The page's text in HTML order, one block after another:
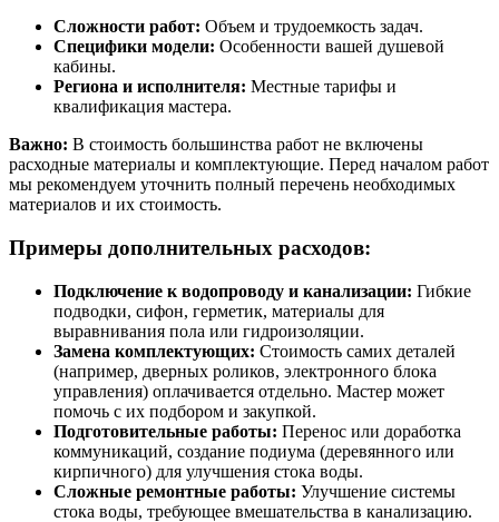
Сложности работ: Объем и трудоемкость задач.
Специфики модели: Особенности вашей душевой
кабины.
Региона и исполнителя: Местные тарифы и
квалификация мастера.
Важно: В стоимость большинства работ не включены
расходные материалы и комплектующие. Перед началом работ
мы рекомендуем уточнить полный перечень необходимых
материалов и их стоимость.
Примеры дополнительных расходов:
Подключение к водопроводу и канализации: Гибкие
подводки, сифон, герметик, материалы для
выравнивания пола или гидроизоляции.
Замена комплектующих: Стоимость самих деталей
(например, дверных роликов, электронного блока
управления) оплачивается отдельно. Мастер может
помочь с их подбором и закупкой.
Подготовительные работы: Перенос или доработка
коммуникаций, создание подиума (деревянного или
кирпичного) для улучшения стока воды.
Сложные ремонтные работы: Улучшение системы
стока воды, требующее вмешательства в канализацию.